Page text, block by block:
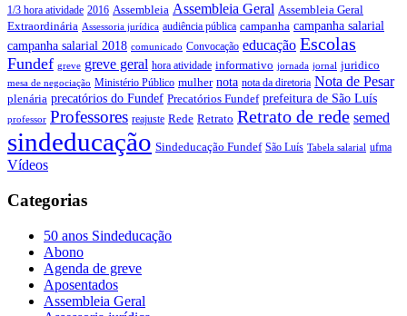
1/3 hora atividade 2016 Assembleia Assembleia Geral Assembleia Geral
Extraordinária Assessoria jurídica audiência pública campanha campanha salarial
campanha salarial 2018 comunicado Convocação educação Escolas
Fundef greve greve geral hora atividade informativo jornada jornal juridico
mesa de negociação Ministério Público mulher nota nota da diretoria Nota de Pesar
plenária precatórios do Fundef Precatórios Fundef prefeitura de São Luís
professor Professores reajuste Rede Retrato Retrato de rede semed
sindeducação Sindeducação Fundef São Luís Tabela salarial ufma
Vídeos
Categorias
50 anos Sindeducação
Abono
Agenda de greve
Aposentados
Assembleia Geral